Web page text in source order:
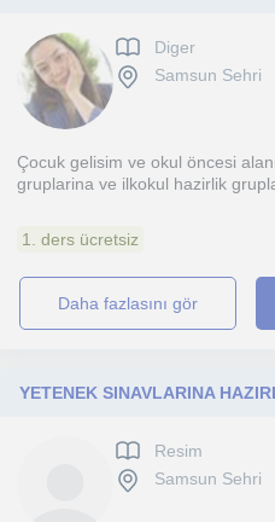
Diger
Samsun Sehri
Çocuk gelisim ve okul öncesi
gruplarina ve ilkokul hazirlik
1. ders ücretsiz
daha fazlasını gör
Resim
Samsun Sehri